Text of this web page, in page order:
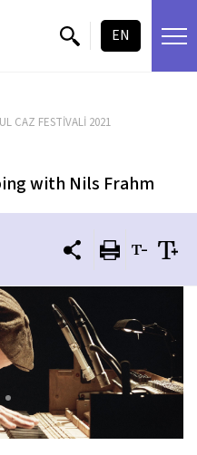
EN
CAZ FESTİVALİ 2021
with Nils Frahm